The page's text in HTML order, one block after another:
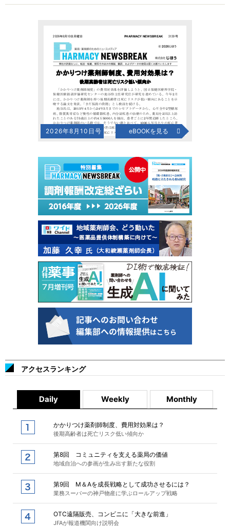
2026年8月10日号 eBOOKを見る
アクセスランキング
Daily Weekly Monthly
かかりつけ薬剤師制度、費用対効果は？
後期高齢者は死亡リスク低い傾向か
第8回 コミュニティを支える薬局の価値
地域自治への参画が生み出す新たな役割
第9回 M＆Aを成長戦略として成功させるには？
業務スーパーの神戸物産に学ぶロールアップ戦略
OTC遠隔販売、コンビニに「大きな前進」
JFAが報道機関向け説明会